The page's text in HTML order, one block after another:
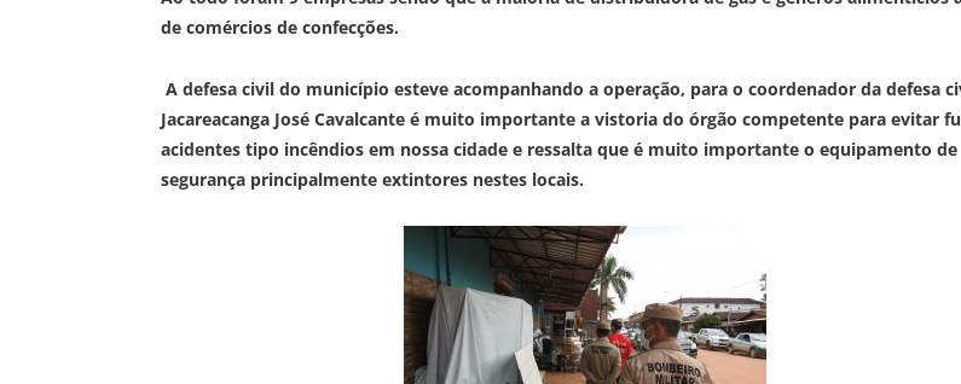
de comércios de confecções.
A defesa civil do município esteve acompanhando a operação, para o coordenador da defesa
Jacareacanga José Cavalcante é muito importante a vistoria do órgão competente para evitar
acidentes tipo incêndios em nossa cidade e ressalta que é muito importante o equipamento de
segurança principalmente extintores nestes locais.